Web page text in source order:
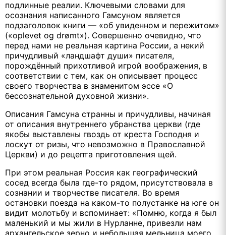
подлинные реалии. Ключевыми словами для
осознания написанного Гамсуном является
подзаголовок книги — «об увиденном и пережитом»
(«oplevеt оg drømt»). Совершенно очевидно, что
перед нами не реальная картина России, а некий
причудливый «ландшафт души» писателя,
порождённый прихотливой игрой воображения, в
соответствии с тем, как он описывает процесс
своего творчества в знаменитом эссе «О
бессознательной духовной жизни».
Описания Гамсуна странны и причудливы, начиная
от описания внутреннего убранства церкви (где
якобы выставлены гвоздь от креста Господня и
лоскут от ризы, что невозможно в Православной
Церкви) и до рецепта приготовления щей.
При этом реальная Россия как географический
сосед всегда была где-то рядом, присутствовала в
сознании и творчестве писателя. Во время
остановки поезда на каком-то полустанке на юге он
видит молотьбу и вспоминает: «Помню, когда я был
маленький и мы жили в Нурланне, привезли нам
архангельское зерно и небольшая мельница моего